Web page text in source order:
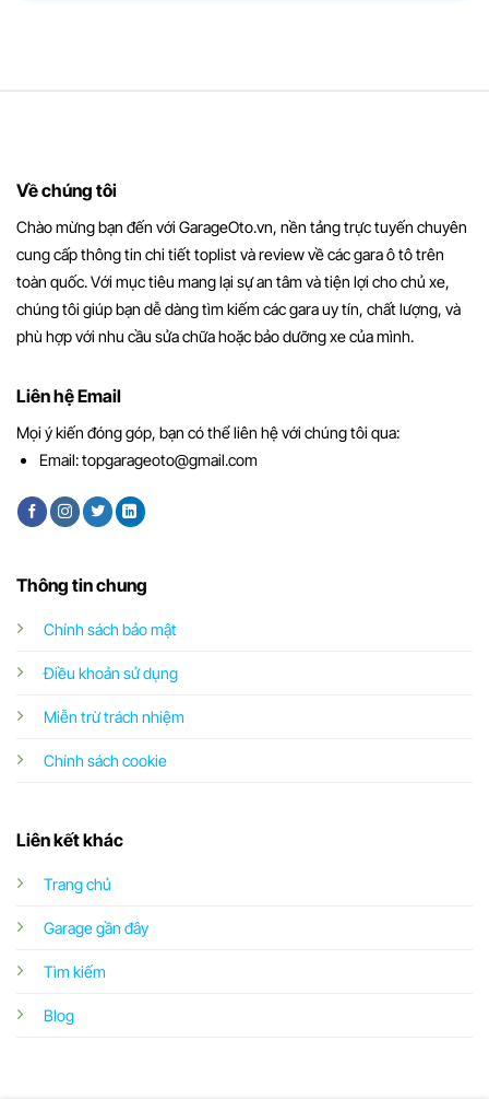
Về chúng tôi
Chào mừng bạn đến với GarageOto.vn, nền tảng trực tuyến chuyên
cung cấp thông tin chi tiết toplist và review về các gara ô tô trên
toàn quốc. Với mục tiêu mang lại sự an tâm và tiện lợi cho chủ xe,
chúng tôi giúp bạn dễ dàng tìm kiếm các gara uy tín, chất lượng, và
phù hợp với nhu cầu sửa chữa hoặc bảo dưỡng xe của mình.
Thông tin chung
Chính sách bảo mật
Điều khoản sử dụng
Miễn trừ trách nhiệm
Chính sách cookie
Liên kết khác
Trang chủ
Garage gần đây
Tìm kiếm
Blog
Liên hệ Email
Mọi ý kiến đóng góp, bạn có thể liên hệ với chúng tôi qua:
Email:topgarageoto@gmail.com